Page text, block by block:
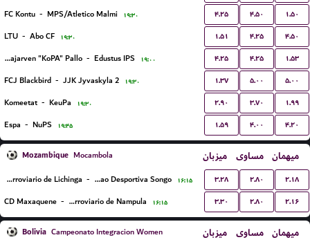
FC Kontu - MPS/Atletico Malmi ۱۹:۳۰ ۴.۲۵ ۴.۵۰ ۱.۵۰
LTU - Abo CF ۱۹:۳۰ ۱.۵۱ ۴.۲۵ ۴.۵۰
Kotajarven "KoPA" Pallo - Edustus IPS ۱۹:۰۰ ۴.۲۵ ۴.۲۵ ۱.۵۳
FCJ Blackbird - JJK Jyvaskyla 2 ۱۹:۳۰ ۱.۳۷ ۵.۰۰ ۵.۰۰
Komeetat - KeuPa ۱۹:۳۰ ۲.۹۰ ۳.۷۰ ۱.۹۹
Espa - NuPS ۱۹:۴۵ ۱.۵۹ ۴.۰۰ ۴.۲۰
Mozambique Mocambola میزبان مساوی میهمان
Ferroviario de Lichinga - Uniao Desportiva Songo ۱۶:۱۵ ۳.۲۸ ۲.۸۰ ۲.۱۸
CD Maxaquene - Clube Ferroviario de Nampula ۱۶:۱۵ ۳.۳۰ ۲.۸۰ ۲.۱۶
Bolivia Campeonato Integracion Women میزبان مساوی میهمان